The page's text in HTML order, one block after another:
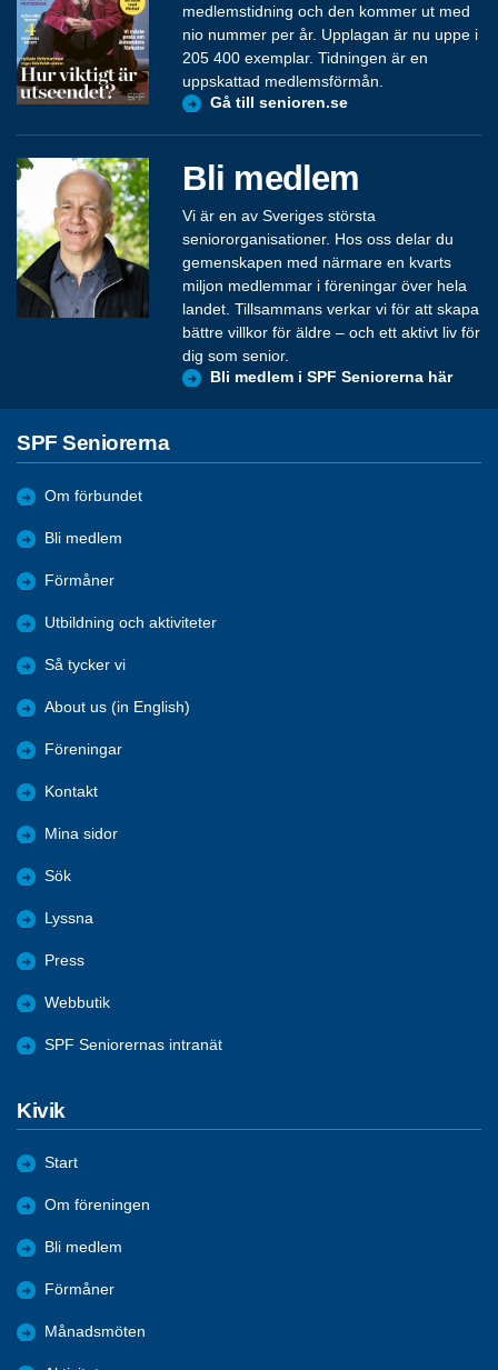
medlemstidning och den kommer ut med
nio nummer per år. Upplagan är nu uppe i
205 400 exemplar. Tidningen är en
uppskattad medlemsförmån.
Gå till senioren.se
Bli medlem
Vi är en av Sveriges största
seniororganisationer. Hos oss delar du
gemenskapen med närmare en kvarts
miljon medlemmar i föreningar över hela
landet. Tillsammans verkar vi för att skapa
bättre villkor för äldre – och ett aktivt liv för
dig som senior.
Bli medlem i SPF Seniorerna här
SPF Seniorerna
Om förbundet
Bli medlem
Förmåner
Utbildning och aktiviteter
Så tycker vi
About us (in English)
Föreningar
Kontakt
Mina sidor
Sök
Lyssna
Press
Webbutik
SPF Seniorernas intranät
Kivik
Start
Om föreningen
Bli medlem
Förmåner
Månadsmöten